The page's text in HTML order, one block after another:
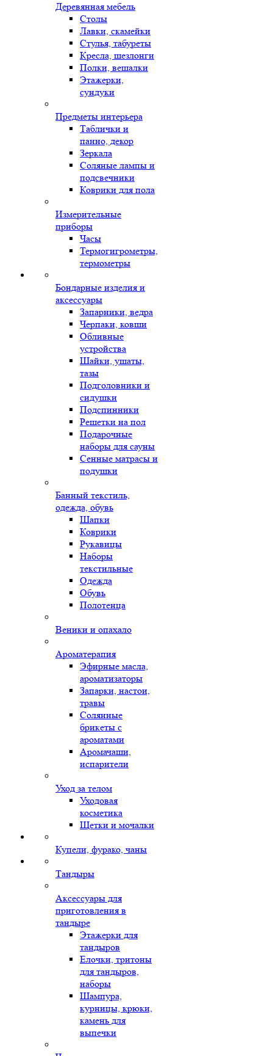
Деревянная мебель
Столы
Лавки, скамейки
Стулья, табуреты
Кресла, шезлонги
Полки, вешалки
Этажерки,
сундуки
Предметы интерьера
Таблички и
панно, декор
Зеркала
Соляные лампы и
подсвечники
Коврики для пола
Измерительные
приборы
Часы
Термогигрометры,
термометры
Бондарные изделия и
аксессуары
Запарники, ведра
Черпаки, ковши
Обливные
устройства
Шайки, ушаты,
тазы
Подголовники и
сидушки
Подспинники
Решетки на пол
Подарочные
наборы для сауны
Сенные матрасы и
подушки
Банный текстиль,
одежда, обувь
Шапки
Коврики
Рукавицы
Наборы
текстильные
Одежда
Обувь
Полотенца
Веники и опахало
Ароматерапия
Эфирные масла,
ароматизаторы
Запарки, настои,
травы
Солянные
брикеты с
ароматами
Аромачаши,
испарители
Уход за телом
Уходовая
косметика
Щетки и мочалки
Купели, фурако, чаны
Тандыры
Аксессуары для
приготовления в
тандыре
Этажерки для
тандыров
Елочки, тритоны
для тандыров,
наборы
Шампура,
курницы, крюки,
камень для
выпечки